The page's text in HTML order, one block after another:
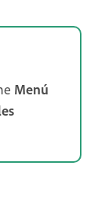
Menú